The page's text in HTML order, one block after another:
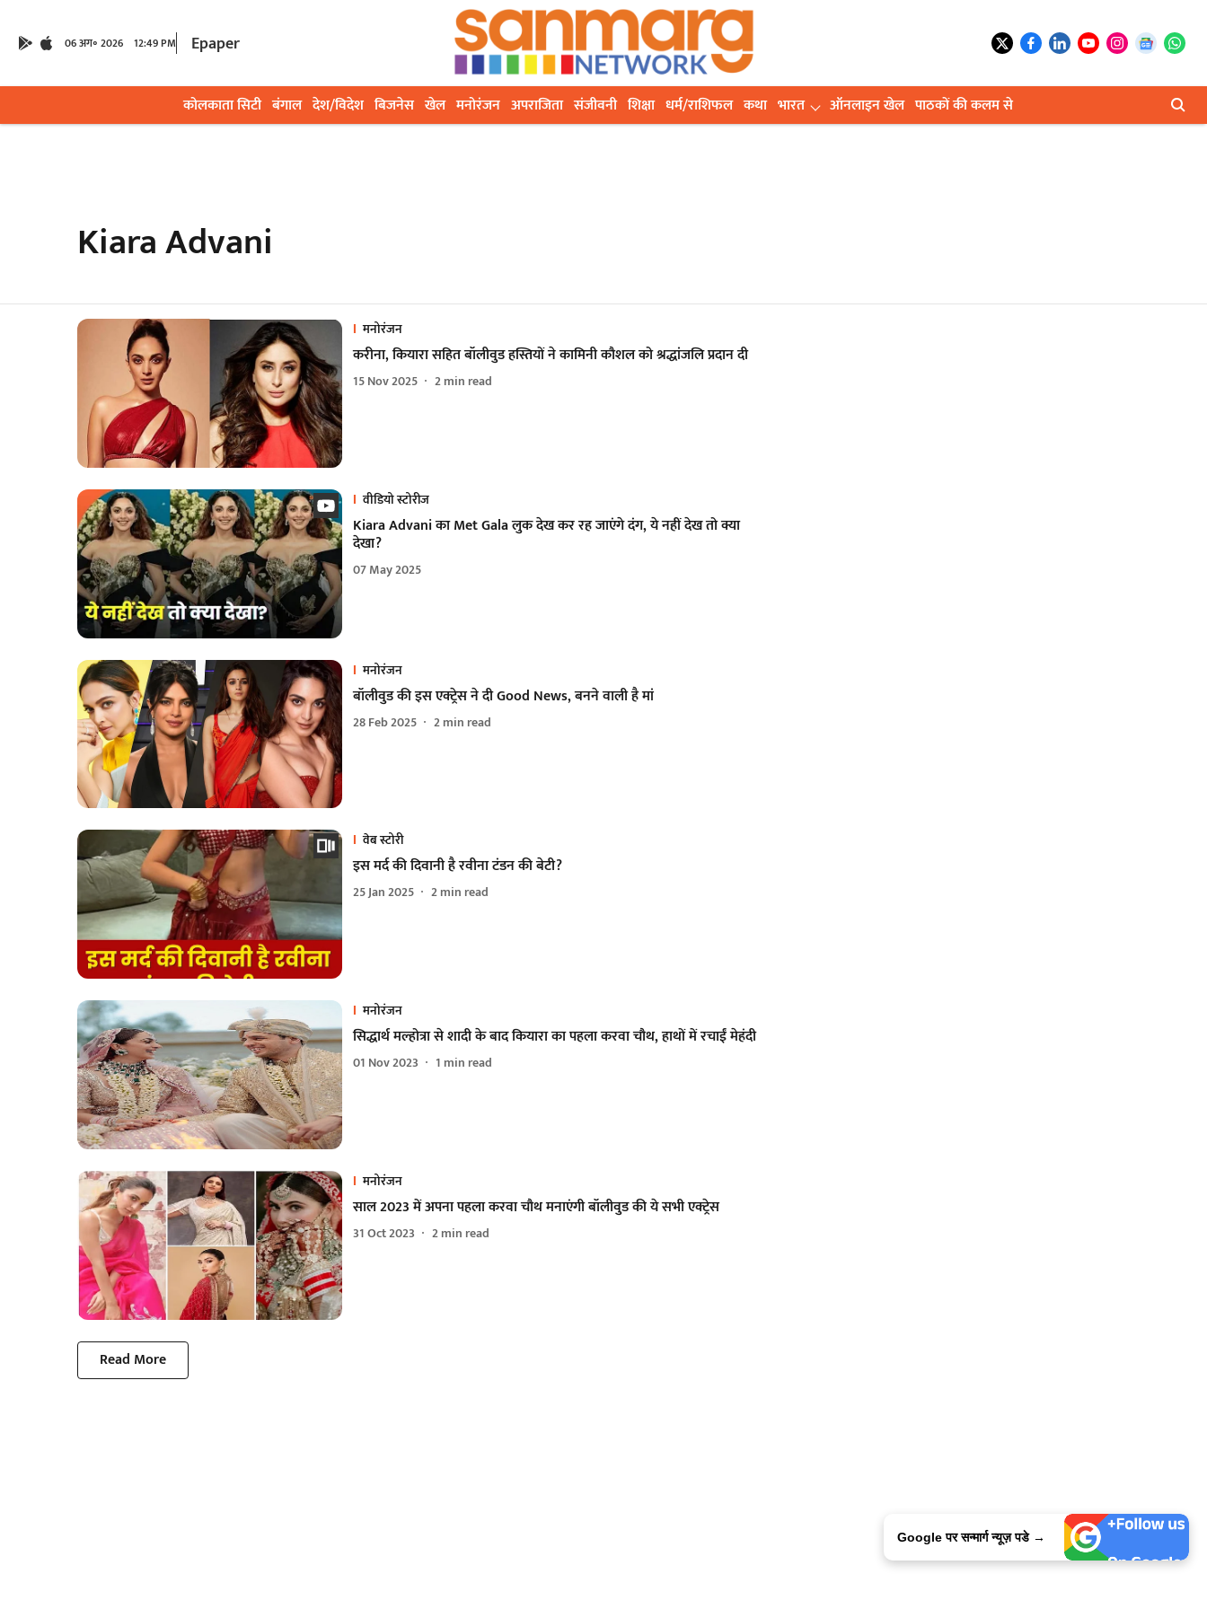
06 अग॰ 2026 12:49 PM Epaper
कोलकाता सिटी बंगाल देश/विदेश बिजनेस खेल मनोरंजन अपराजिता संजीवनी शिक्षा धर्म/राशिफल कथा भारत ऑनलाइन खेल पाठकों की कलम से
Kiara Advani
मनोरंजन
करीना, कियारा सहित बॉलीवुड हस्तियों ने कामिनी कौशल को श्रद्धांजलि प्रदान दी
15 Nov 2025 2min read
वीडियो स्टोरीज
Kiara Advani का Met Gala लुक देख कर रह जाएंगे दंग, ये नहीं देख तो क्या
देखा?
07 May 2025
मनोरंजन
बॉलीवुड की इस एक्ट्रेस ने दी Good News, बनने वाली है मां
28 Feb 2025 2min read
वेब स्टोरी
इस मर्द की दिवानी है रवीना टंडन की बेटी?
25 Jan 2025 2min read
मनोरंजन
सिद्धार्थ मल्होत्रा से शादी के बाद कियारा का पहला करवा चौथ, हाथों में रचाईं मेहंदी
01 Nov 2023 1 min read
मनोरंजन
साल 2023 में अपना पहला करवा चौथ मनाएंगी बॉलीवुड की ये सभी एक्ट्रेस
31 Oct 2023 2min read
Read More
Google पर सन्मार्ग न्यूज़ पडे →